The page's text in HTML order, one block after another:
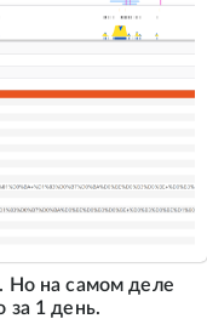
Но на самом деле
за 1 день.